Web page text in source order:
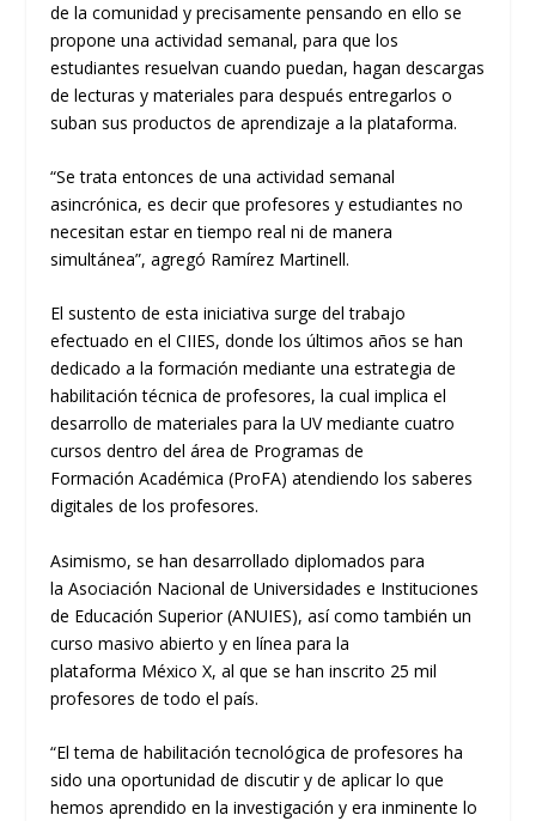
delacomunidad y precisamente pensando en ello se
propone una actividad semanal, para que los
estudiantes resuelvan cuando puedan, hagan descargas
de lecturas y materiales paradespués entregarlos o
subansus productos de aprendizaje a la plataforma.
“Se trata entonces de una actividad semanal
asincrónica, es decir queprofesores y estudiantes no
necesitan estar en tiempo real ni de manera
simultánea”, agregó Ramírez Martinell.
El sustento de esta iniciativa surge del trabajo
efectuado en el CIIES, dondelos últimos añosse han
dedicadoa la formación mediante una estrategia de
habilitación técnica de profesores, la cual implica el
desarrollo de materiales para la UV mediante cuatro
cursos dentro del área de Programas de
FormaciónAcadémica (ProFA) atendiendo los saberes
digitales de los profesores.
Asimismo, se handesarrollado diplomados para
la Asociación Nacional de Universidades e Instituciones
de Educación Superior (ANUIES), así como también un
curso masivo abierto y en línea para la
plataforma México X,al que se han inscrito 25 mil
profesores de todo el país.
“El tema de habilitación tecnológica de profesores ha
sido una oportunidad de discutir y de aplicar lo que
hemos aprendido en la investigación y era inminente lo